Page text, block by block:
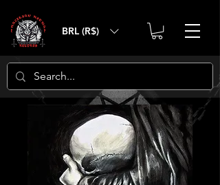
BRL (R$)